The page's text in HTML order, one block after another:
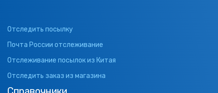
Отследить посылку
Почта России отслеживание
Отслеживание посылок из Китая
Отследить заказ из магазина